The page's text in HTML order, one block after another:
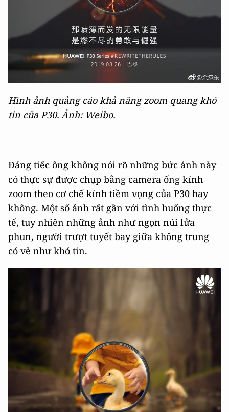
Hình ảnh quảng cáo khả năng zoom quang khó
tin của P30. Ảnh: Weibo.
Đáng tiếc ông không nói rõ những bức ảnh này
có thực sự được chụp bằng camera ống kính
zoom theo cơ chế kính tiềm vọng của P30 hay
không. Một số ảnh rất gần với tình huống thực
tế, tuy nhiên những ảnh như ngọn núi lửa
phun, người trượt tuyết bay giữa không trung
có vẻ như khó tin.